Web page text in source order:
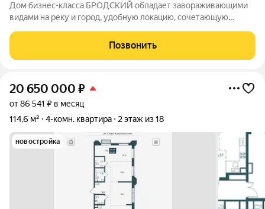
Дом бизнес-класса БРОДСКИЙ обладает завораживающими
видами на реку и город, удобную локацию, сочетающую
транспортную доступность, выразительную архитектуру и
продуманные до мелочей дизайнерские места
Позвонить
20 650 000 ₽
от 86 541 ₽ в месяц
114,6 м²
4-комн. квартира 2 этаж из 18
новостройка